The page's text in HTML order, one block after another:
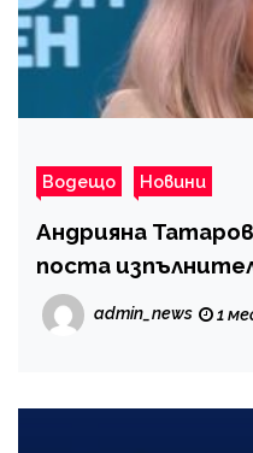
Водещо Новини
Андрияна
поста
admin_news 1